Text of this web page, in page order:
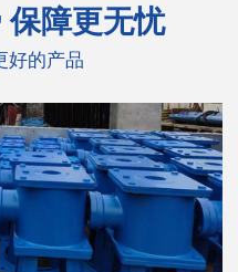
保障更无忧
好的产品